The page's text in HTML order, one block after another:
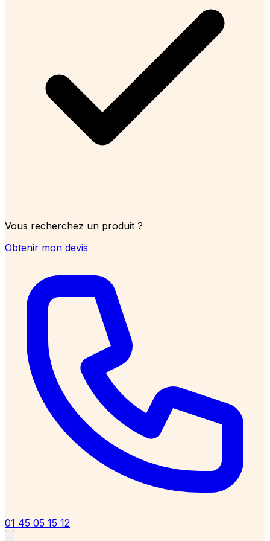
Vous recherchez un produit ?
Obtenir mon devis
01 45 05 15 12